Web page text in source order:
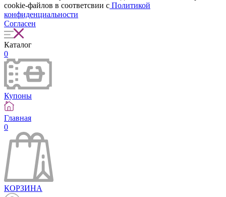
cookie-файлов в соответсвии с Политикой
конфиденциальности
Согласен
Каталог
0
Купоны
Главная
0
КОРЗИНА